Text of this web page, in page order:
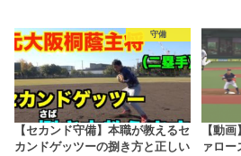
守備
【セカンド守備】本職が教えるセ
カンドゲッツーの捌き方と正しい
【動
ァロー